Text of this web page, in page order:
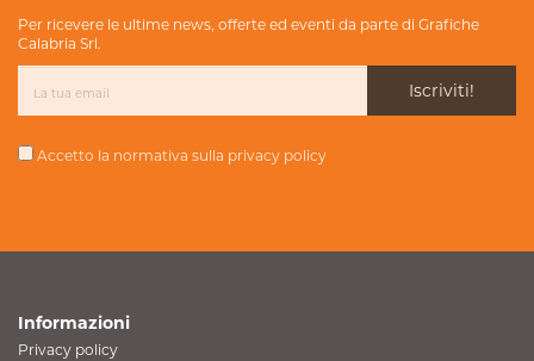
Per ricevere le ultime news, offerte ed eventi da parte di Grafiche
Calabria Srl.
Iscriviti!
Accetto la normativa sulla privacy policy
Informazioni
Privacy policy